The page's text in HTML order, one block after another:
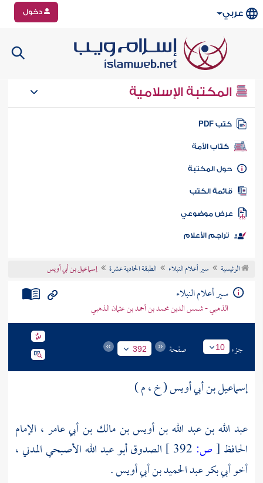
عربي دخول
المكتبة الإسلامية
كتب PDF
كتاب الأمة
المكتبة
الكتب
موضوعي
تراجم الأعلام
الرئيسية سير أعلام النبلاء الطبقة الحادية عشرة إسماعيل بن أبي أويس
سير أعلام النبلاء
الذهبي - شمس الدين محمد بن أحمد بن عثمان الذهبي
جزء 10 صفحة 392
إسماعيل بن أبي أويس ( خ ، م )
عبد الله بن عبد الله بن أويس بن مالك بن أبي عامر ، الإمام
الحافظ [ص:
الصدوق أبو عبد الله الأصبحي المدني ،
أخوأبي بكر عبد الحميد بن أبي أويس.